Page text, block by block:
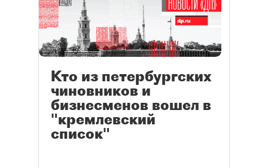
Кто из петербургских
чиновников и
бизнесменов вошел в
"кремлевский
список"